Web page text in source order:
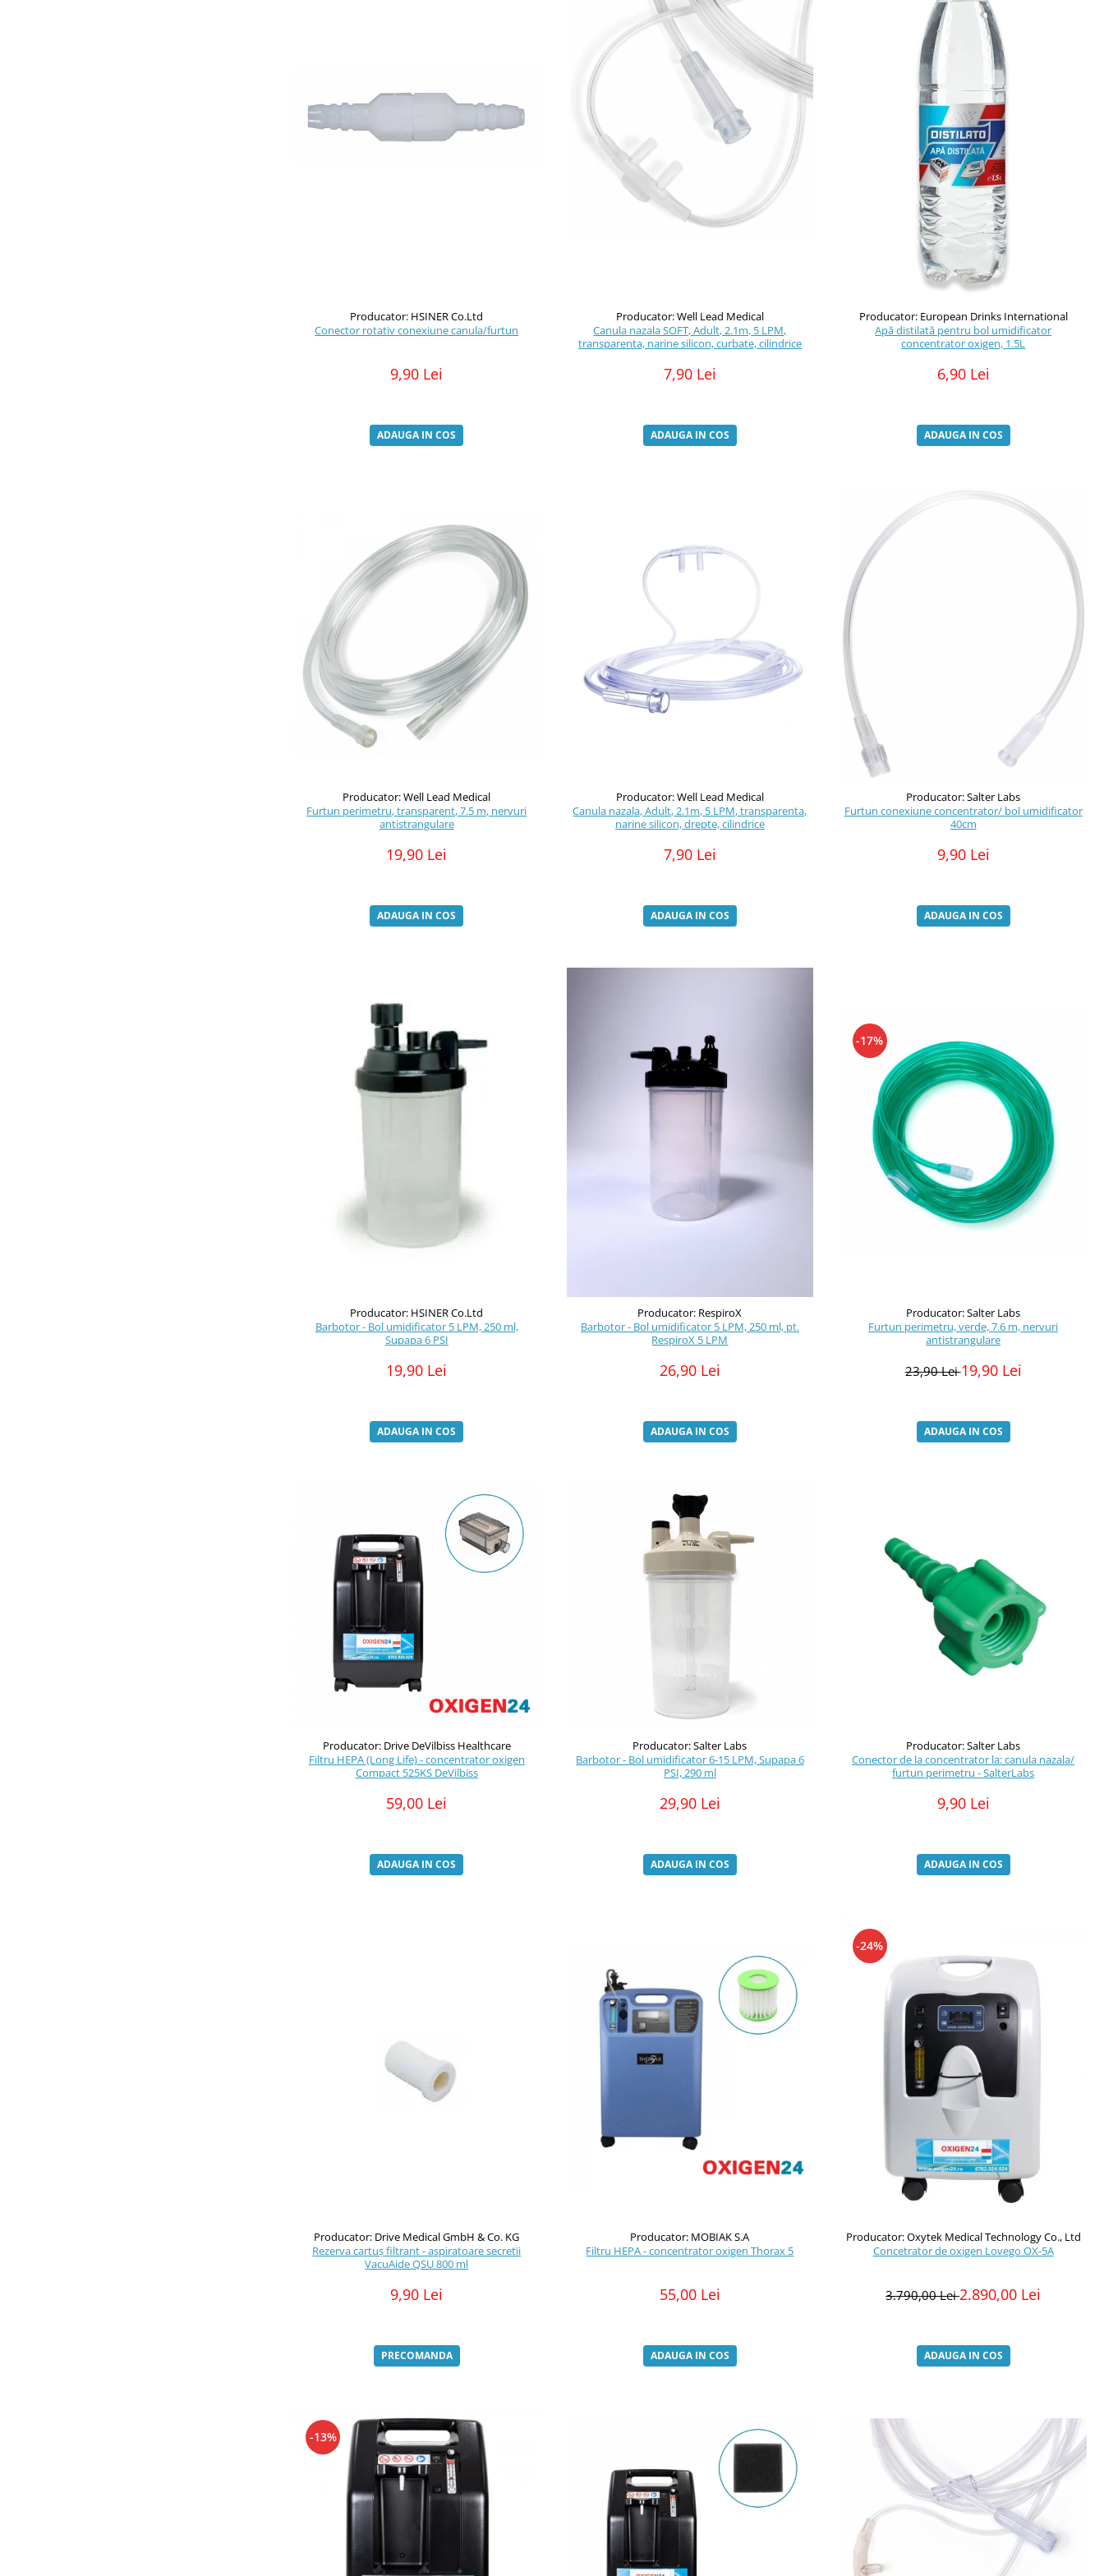
Producator: HSINER Co.Ltd
Conector rotativ conexiune canula/furtun
9,90 Lei
ADAUGA IN COS
Producator: Well Lead Medical
Canula nazala SOFT, Adult, 2.1m, 5 LPM,
transparenta, narine silicon, curbate, cilindrice
7,90 Lei
ADAUGA IN COS
Producator: European Drinks International
Apă distilată pentru bol umidificator
concentrator oxigen, 1.5L
6,90 Lei
ADAUGA IN COS
Producator: Well Lead Medical
Furtun perimetru, transparent, 7.5 m, nervuri
antistrangulare
19,90 Lei
ADAUGA IN COS
Producator: Well Lead Medical
Canula nazala, Adult, 2.1m, 5 LPM, transparenta,
narine silicon, drepte, cilindrice
7,90 Lei
ADAUGA IN COS
Producator: Salter Labs
Furtun conexiune concentrator/ bol umidificator
40cm
9,90 Lei
ADAUGA IN COS
Producator: HSINER Co.Ltd
Barbotor - Bol umidificator 5 LPM, 250 ml,
Supapa 6 PSI
19,90 Lei
ADAUGA IN COS
Producator: RespiroX
Barbotor - Bol umidificator 5 LPM, 250 ml, pt.
RespiroX 5 LPM
26,90 Lei
ADAUGA IN COS
-17%
Producator: Salter Labs
Furtun perimetru, verde, 7.6 m, nervuri
antistrangulare
23,90 Lei19,90 Lei
ADAUGA IN COS
Producator: Drive DeVilbiss Healthcare
Filtru HEPA (Long Life) - concentrator oxigen
Compact 525KS DeVilbiss
59,00 Lei
ADAUGA IN COS
Producator: Salter Labs
Barbotor - Bol umidificator 6-15 LPM, Supapa 6
PSI, 290 ml
29,90 Lei
ADAUGA IN COS
Producator: Salter Labs
Conector de la concentrator la: canula nazala/
furtun perimetru - SalterLabs
9,90 Lei
ADAUGA IN COS
Producator: Drive Medical GmbH & Co. KG
Rezerva cartuș filtrant - aspiratoare secretii
VacuAide QSU 800 ml
9,90 Lei
PRECOMANDA
Producator: MOBIAK S.A
Filtru HEPA - concentrator oxigen Thorax 5
55,00 Lei
ADAUGA IN COS
-24%
Producator: Oxytek Medical Technology Co., Ltd
Concetrator de oxigen Lovego OX-5A
3.790,00 Lei2.890,00 Lei
ADAUGA IN COS
-13%